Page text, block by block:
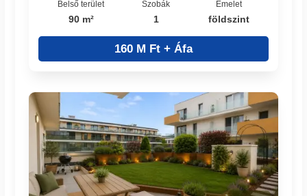
Belső terület
90 m²
Szobák
1
Emelet
földszint
160 M Ft + Áfa